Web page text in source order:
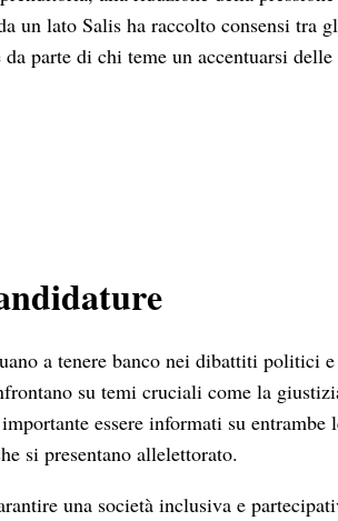
un lato Salis ha raccolto consensi tra
parte di chi teme un accentuarsi delle
a tenere banco nei dibattiti politici e
su temi cruciali come la
essere informati su entrambe
si presentano allelettorato.
una società inclusiva e